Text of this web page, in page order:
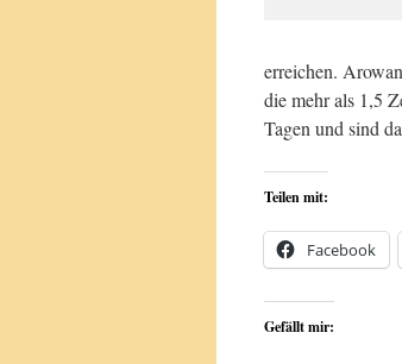
erreichen.
die mehr als 1,5
Tagen und sind
Teilen mit:
Facebook
Gefällt mir: